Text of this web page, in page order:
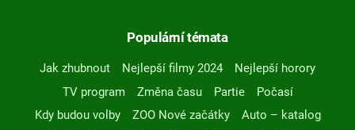
Populární témata
Jak zhubnout Nejlepší filmy 2024
Nejlepší horory
TV program
Změna času Partie
Počasí
Kdy budou volby
ZOO Nové začátky
Auto – katalog